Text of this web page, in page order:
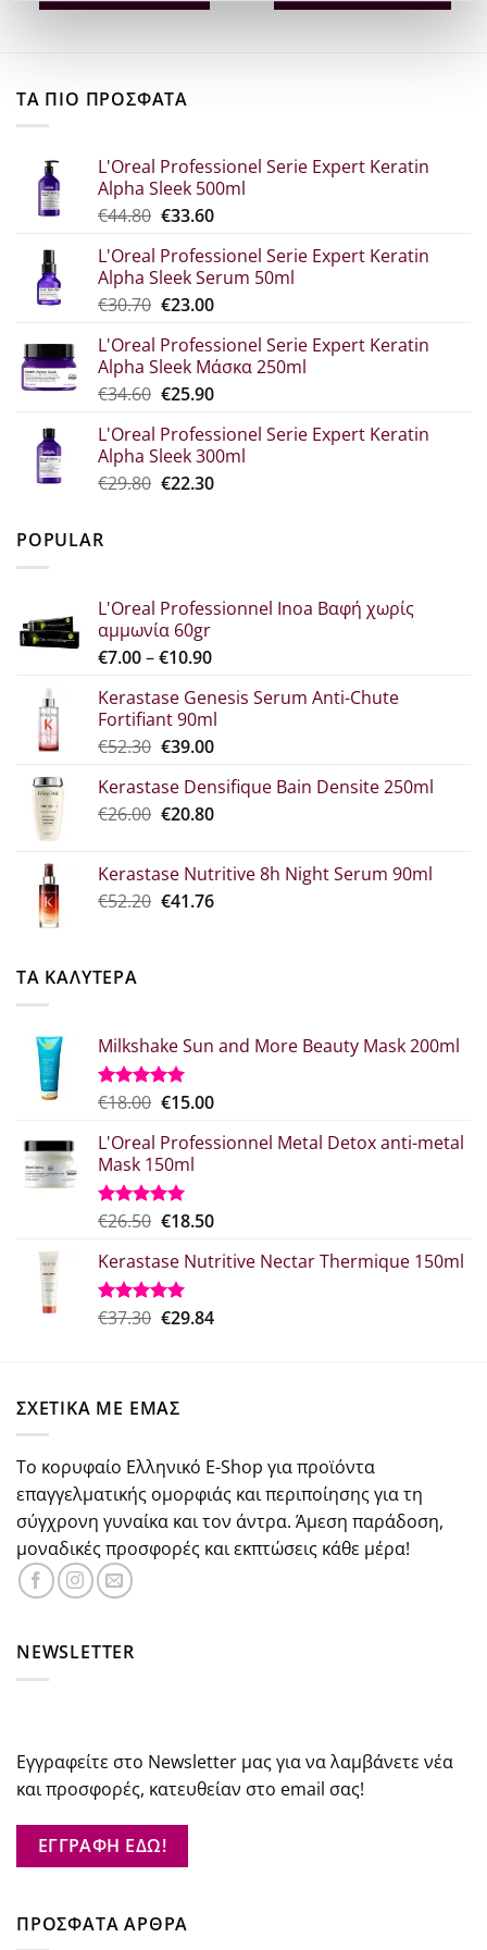
€14.82. €16.77.
ΤΑ ΠΙΟ ΠΡΟΣΦΑΤΑ
L'Oreal Professionel Serie Expert Keratin
Alpha Sleek 500ml
€44.80 Original
was:
€44.80.
€33.60Η
τιμή
είναι:
€33.60.
L'Oreal Professionel Serie Expert Keratin
Alpha Sleek Serum 50ml
€30.70 Original
was:
€30.70.
€23.00Η
τιμή
είναι:
€23.00.
L'Oreal Professionel Serie Expert Keratin
Alpha Sleek Μάσκα 250ml
€34.60 Original
was:
€34.60.
€25.90Η
τιμή
είναι:
€25.90.
L'Oreal Professionel Serie Expert Keratin
Alpha Sleek 300ml
€29.80 Original
€22.30Η
POPULAR
L'Oreal Professionnel Inoa Βαφή χωρίς
αμμωνία 60gr
€7.00–€10.90Price
€7.00
through
€10.90
Kerastase Genesis Serum Anti-Chute
Fortifiant 90ml
€52.30 Original
was:
€52.30.
€39.00Η
τιμή
είναι:
Kerastase Densifique Bain Densite 250ml
€26.00 Original
€26.00.
€20.80Η
είναι:
€20.80.
Kerastase Nutritive 8h Night Serum 90ml
€52.20 Original
€41.76Η
ΤΑ ΚΑΛΥΤΕΡΑ
Milkshake Sun and More Beauty Mask 200ml
Βαθμολογήθηκε
από 5
€18.00 Original
was:
€18.00.
€15.00Η
τιμή
L'Oreal Professionnel Metal Detox anti-metal
Mask 150ml
Βαθμολογήθηκε
από 5
€26.50 Original
was:
€26.50.
€18.50Η
τιμή
€18.50.
Kerastase Nutritive Nectar Thermique 150ml
Βαθμολογήθηκε
€37.30 Original
€29.84Η
ΣΧΕΤΙΚΑ ΜΕ ΕΜΑΣ
Το κορυφαίο Ελληνικό E-Shop για προϊόντα
επαγγελματικής ομορφιάς και περιποίησης για τη
σύγχρονη γυναίκα και τον άντρα. Άμεση παράδοση,
μοναδικές προσφορές και εκπτώσεις κάθε μέρα!
NEWSLETTER
Εγγραφείτε στο Newsletter μας για να λαμβάνετε νέα
και προσφορές, κατευθείαν στο email σας!
ΕΓΓΡΑΦΗ ΕΔΩ!
ΠΡΟΣΦΑΤΑ ΑΡΘΡΑ